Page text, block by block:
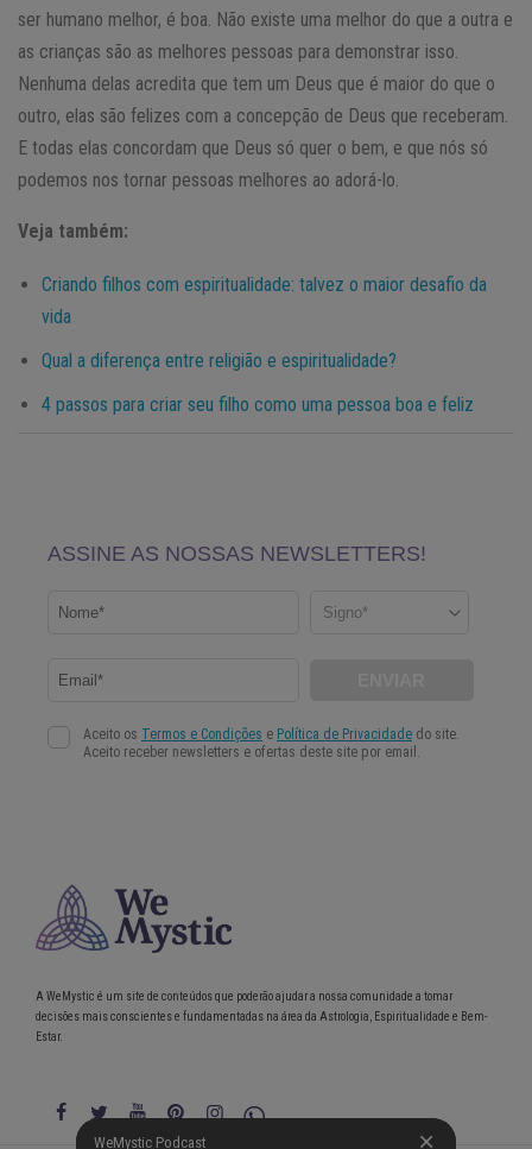
ser humano melhor, é boa. Não existe uma melhor do que a outra e
as crianças são as melhores pessoas para demonstrar isso.
Nenhuma delas acredita que tem um Deus que é maior do que o
outro, elas são felizes com a concepção de Deus que receberam.
E todas elas concordam que Deus só quer o bem, e que nós só
podemos nos tornar pessoas melhores ao adorá-lo.
Veja também:
Criando filhos com espiritualidade: talvez o maior desafio da
vida
Qual a diferença entre religião e espiritualidade?
4 passos para criar seu filho como uma pessoa boa e feliz
WeMystic Podcast
A WeMystic é um site de conteúdos que poderão ajudar a nossa comunidade a tomar
decisões mais conscientes e fundamentadas na área da Astrologia, Espiritualidade e Bem-
Estar.
WeMystic Podcast